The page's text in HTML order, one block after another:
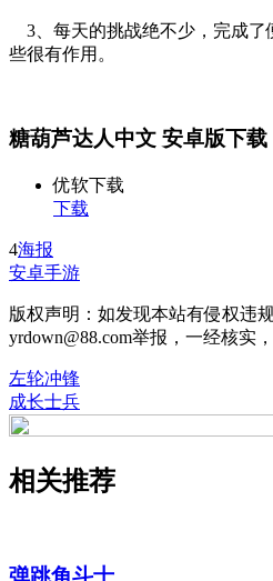
3、每天的挑战绝不少，完成了
些很有作用。
糖葫芦达人中文 安卓版下载
优软下载
下载
4海报
安卓手游
版权声明：如发现本站有侵权违
yrdown@88.com举报，一经核实
左轮冲锋
成长士兵
相关推荐
弹跳角斗士